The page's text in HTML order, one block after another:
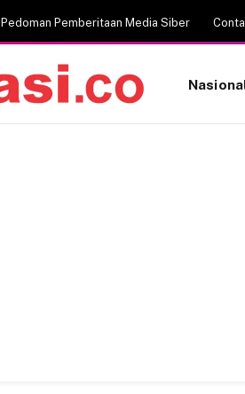
Pedoman Pemberitaan Media Siber